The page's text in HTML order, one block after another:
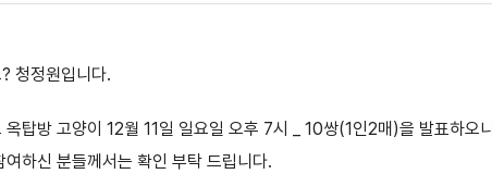
청정원입니다.
옥탑방 고양이 12월 11일 일요일 오후 7시 _ 10쌍(1인2매)을 발표하오니
여하신 분들께서는 확인 부탁 드립니다.